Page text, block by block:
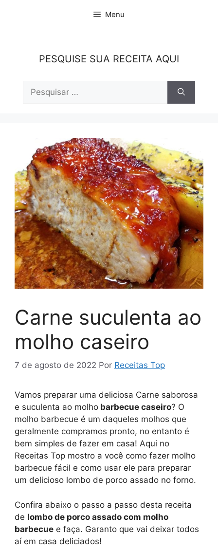
Menu
PESQUISE SUA RECEITA AQUI
por:
Carne suculenta ao
molho caseiro
7 de agosto de 2022 Por Receitas Top
Vamos preparar uma deliciosa Carne saborosa
e suculenta ao molho barbecue caseiro? O
molho barbecue é um daqueles molhos que
geralmente compramos pronto, no entanto é
bem simples de fazer em casa! Aqui no
Receitas Top mostro a você como fazer molho
barbecue fácil e como usar ele para preparar
um delicioso lombo de porco assado no forno.
Confira abaixo o passo a passo desta receita
de lombo de porco assado com molho
barbecue e faça. Garanto que vai deixar todos
aí em casa deliciados!